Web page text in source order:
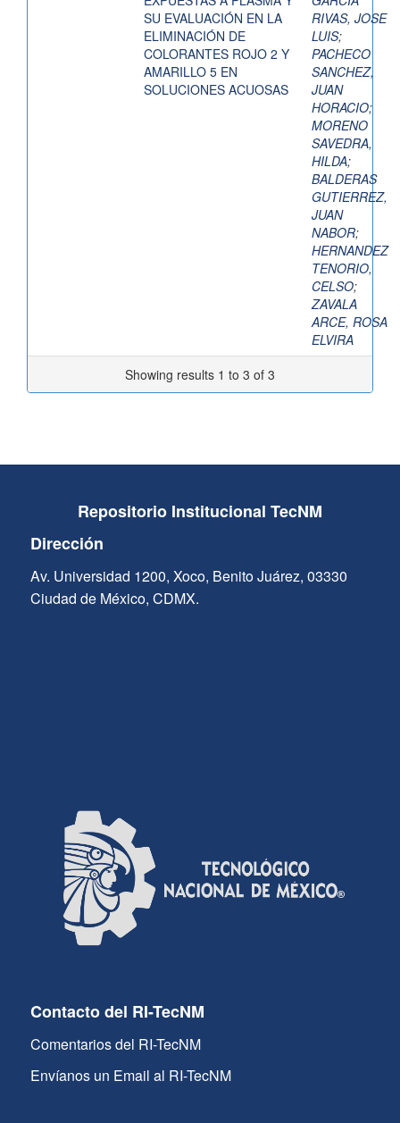
SU EVALUACIÓN EN LA
ELIMINACIÓN DE
COLORANTES ROJO 2 Y
AMARILLO 5 EN
SOLUCIONES ACUOSAS
RIVAS, JOSE
LUIS;
PACHECO
SANCHEZ,
JUAN
HORACIO;
MORENO
SAVEDRA,
HILDA;
BALDERAS
GUTIERREZ,
JUAN
NABOR;
HERNANDEZ
TENORIO,
CELSO;
ZAVALA
ARCE, ROSA
ELVIRA
Showing results 1 to 3 of 3
Repositorio Institucional TecNM
Dirección
Av. Universidad 1200, Xoco, Benito Juárez, 03330
Ciudad de México, CDMX.
Contacto del RI-TecNM
Comentarios del RI-TecNM
Envíanos un Email al RI-TecNM